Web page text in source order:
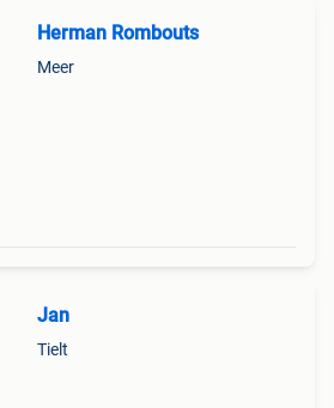
Herman Rombouts
Meer
Jan
Tielt